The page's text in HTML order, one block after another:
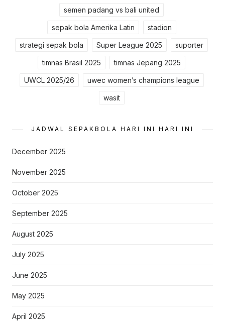
semen padang vs bali united
sepak bola Amerika Latin stadion
strategi sepak bola Super League 2025 suporter
timnas Brasil 2025 timnas Jepang 2025
UWCL 2025/26 uwec women’s champions league
wasit
JADWAL SEPAKBOLA HARI INI HARI INI
December 2025
November 2025
October 2025
September 2025
August 2025
July 2025
June 2025
May 2025
April 2025